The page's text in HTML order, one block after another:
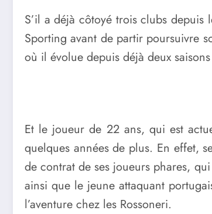
S’il a déjà côtoyé trois clubs
Sporting avant de partir poursuivre
où il évolue depuis déjà deux
Et le joueur de 22 ans, qui est
quelques années de plus. En effet,
de contrat de ses joueurs phares,
ainsi que le jeune attaquant
l’aventure chez les Rossoneri.